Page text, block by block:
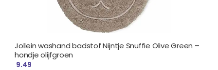
Jollein washand badstof Nijntje Snuffie Olive Green –
hondje olijfgroen
9.49